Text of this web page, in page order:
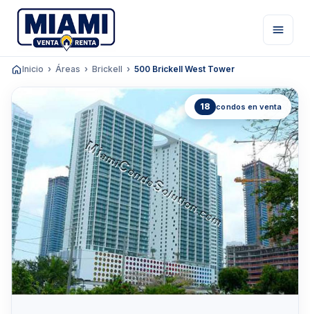
Inicio Áreas Brickell 500 Brickell West Tower
18 condos en venta